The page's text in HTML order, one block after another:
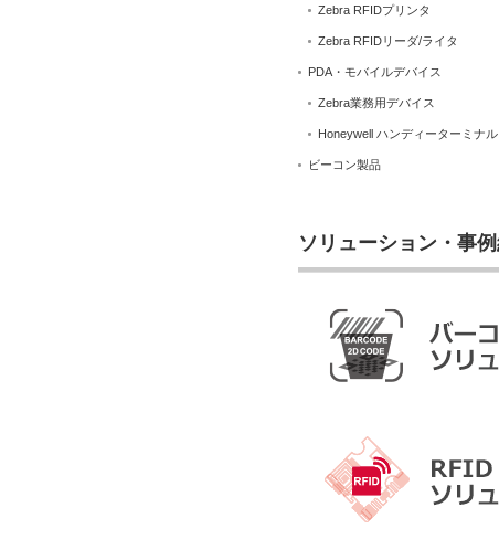
Zebra RFIDプリンタ
Zebra RFIDリーダ/ライタ
PDA・モバイルデバイス
Zebra業務用デバイス
Honeywell ハンディーターミナ
ビーコン製品
ソリューション・事